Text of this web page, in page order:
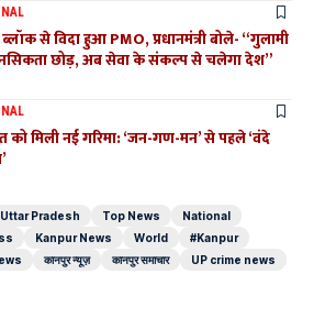
से विदा हुआ PMO, प्रधानमंत्री बोले- “गुलामी
छोड़, अब सेवा के संकल्प से चलेगा देश”
को मिली नई गरिमा: ‘जन-गण-मन’ से पहले ‘वंदे
Uttar Pradesh Top News
National
Kanpur News World
#Kanpur
कानपुर न्यूज़ कानपुर समाचार UP crime news